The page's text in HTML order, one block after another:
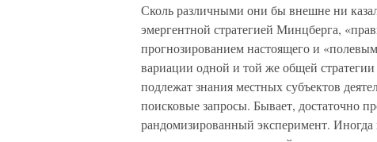
Сколь различными они бы внешне ни
эмергентной стратегией Минцберга,
прогнозированием настоящего и
вариации одной и той же общей
подлежат знания местных субъектов
поисковые запросы. Бывает, достаточно
рандомизированный эксперимент.